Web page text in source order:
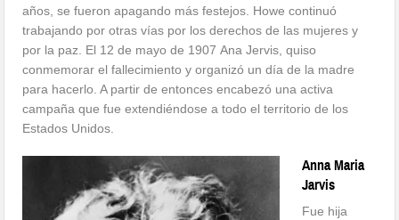
años, se fueron apagando más festejos. Howe continuó
trabajando por otras vías por los derechos de las mujeres y
por la paz. El 12 de mayo de 1907 Ana Jervis, quiso
conmemorar el fallecimiento y organizó un día de la madre
para hacerlo. A partir de entonces encabezó una activa
campaña que fue extendiéndose a todo el territorio de los
Estados Unidos.
Anna Maria
Jarvis
Fue hija